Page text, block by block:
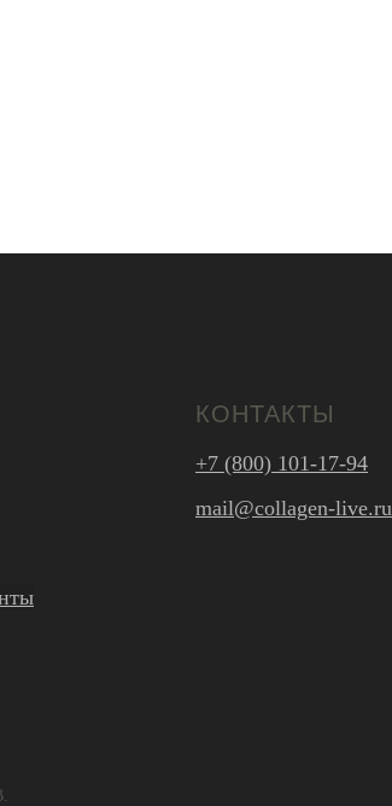
КОНТАКТЫ
+7 (800) 101-17-94
mail@collagen-live.ru